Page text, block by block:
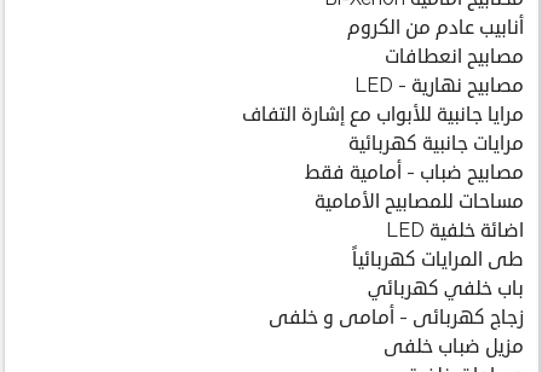
أنابيب عادم من الكروم
مصابيح انعطافات
مصابيح نهارية - LED
مرايا جانبية للأبواب مع إشارة التفاف
مرايات جانبية كهربائية
مصابيح ضباب - أمامية فقط
مساحات للمصابيح الأمامية
اضائة خلفية LED
طى المرايات كهربائياً
باب خلفي كهربائي
زجاج كهربائى - أمامى و خلفى
مزيل ضباب خلفى